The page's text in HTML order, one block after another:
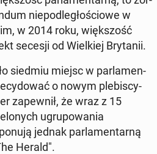
niepodległoś­ciowe w
w 2014 roku, więk­szość
secesji od Wielkiej Bry­tanii.
siedmiu miejsc w par­la­men­
o nowym plebis­cy­
za­pewnił, że wraz z 15
ugrupowa­nia
jednak par­la­men­tarną
Herald".